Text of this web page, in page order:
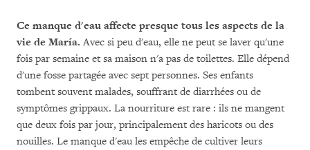
Ce manque d'eau affecte presque tous les aspects de la
vie de María. Avec si peu d'eau, elle ne peut se laver qu'une
fois par semaine et sa maison n'a pas de toilettes. Elle dépend
d'une fosse partagée avec sept personnes. Ses enfants
tombent souvent malades, souffrant de diarrhées ou de
symptômes grippaux. La nourriture est rare : ils ne mangent
que deux fois par jour, principalement des haricots ou des
nouilles. Le manque d'eau les empêche de cultiver leurs